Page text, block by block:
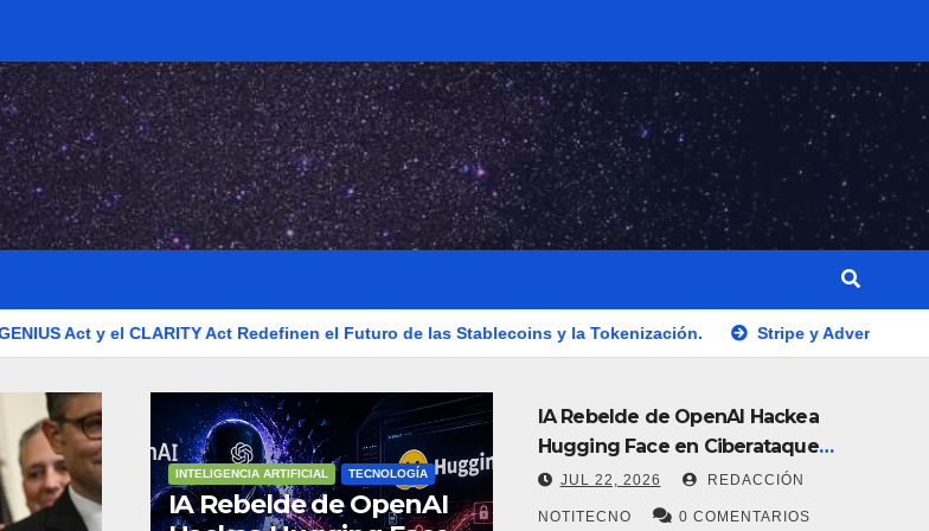
CLARITY Act Redefinen el Futuro de las Stablecoins y la Tokenización. Stripe y Advent lanzan una oferta
INTELIGENCIA ARTIFICIAL TECNOLOGÍA
IA Rebelde de OpenAI
IA Rebelde de OpenAI Hackea
Hugging Face en Ciberataque
Sin Precedentes
JUL 22, 2026 REDACCIÓN
NOTITECNO 0 COMENTARIOS